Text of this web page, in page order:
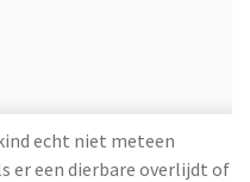
echt niet meteen
er een dierbare overlijdt of